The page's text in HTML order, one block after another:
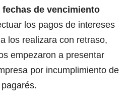
de vencimiento
los pagos de intereses
los realizara con retraso,
empezaron a presentar
por incumplimiento de